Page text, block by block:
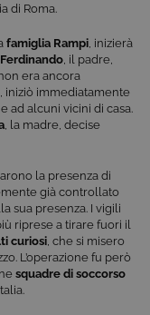
di Roma.
famiglia Rampi , inizierà
Ferdinando , il padre,
era ancora
iniziò immediatamente
ad alcuni vicini di casa.
, la madre, decise
la presenza di
già controllato
sua presenza. I vigili
riprese a tirare fuori il
curiosi , che si misero
L’operazione fu però
squadre di soccorso